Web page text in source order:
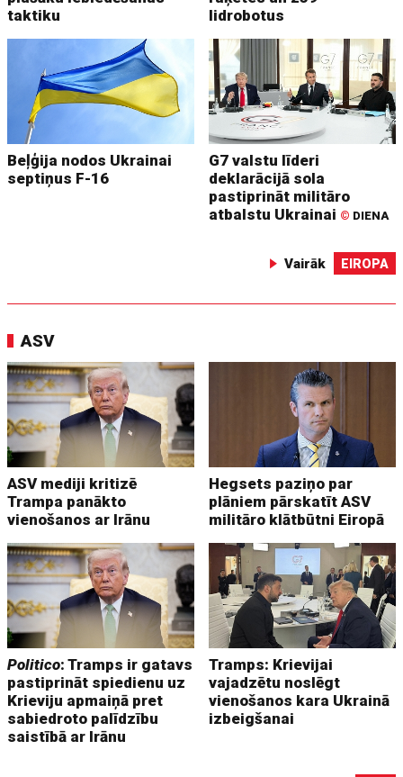
taktiku
lidrobotus
Beļģija nodos Ukrainai
septiņus F-16
G7 valstu līderi
deklarācijā sola
pastiprināt militāro
atbalstu Ukrainai © DIENA
Vairāk EIROPA
ASV
ASV mediji kritizē
Trampa panākto
vienošanos ar Irānu
Hegsets paziņo par
plāniem pārskatīt ASV
militāro klātbūtni Eiropā
Politico: Tramps ir gatavs
pastiprināt spiedienu uz
Krieviju apmaiņā pret
sabiedroto palīdzību
saistībā ar Irānu
Tramps: Krievijai
vajadzētu noslēgt
vienošanos kara Ukrainā
izbeigšanai